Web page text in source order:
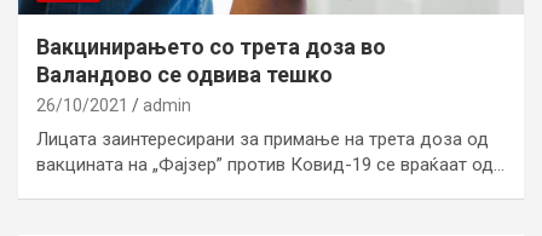
Вакцинирањето со трета доза во
Валандово се одвива тешко
26/10/2021 admin
Лицата заинтересирани за примање на трета доза од
вакцината на „Фајзер” против Ковид-19 се враќаат од…